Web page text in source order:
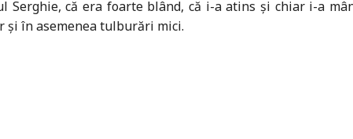
Serghie, că era foarte blând, că i-a atins și chiar i-a
și în asemenea tulburări mici.